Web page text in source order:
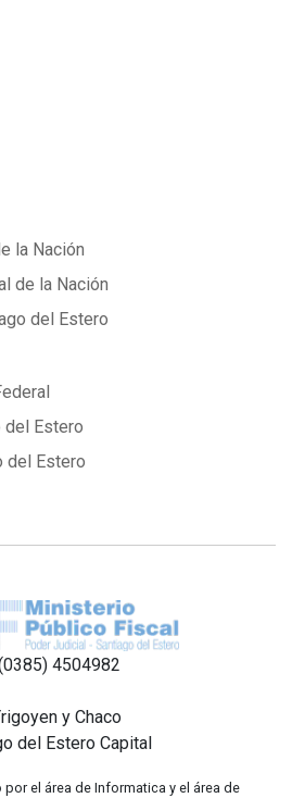
la Nación
de la Nación
del Estero
del Estero
del Estero
4504982
y Chaco
del Estero Capital
el área de Informatica y el área de